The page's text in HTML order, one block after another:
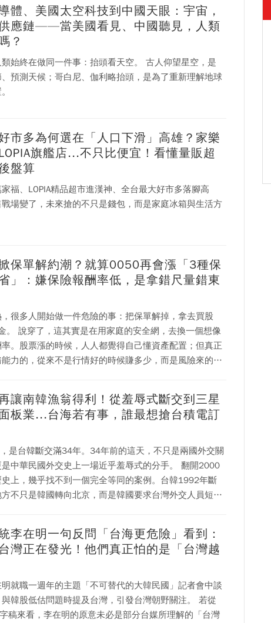
體、美國太空科技到中國天眼：宇宙，
應鏈——當美國看見、中國聽見，人類
？
在做同一件事：抬頭看天空。 古人仰望星空，是
預測天候；哥白尼、伽利略抬頭，是為了重新理解地球
市多為何選在「人口下滑」高雄？家樂
旗艦店...不只比便宜！看懂量販超
盤算
福、LOPIA精品超市進漢神、全台最大好市多落腳高
場變了，未來搶的不只是錢包，而是家庭冰箱與生活方
保單解約潮？就算0050再會漲「3種保
」：嫌保險報酬率低，是拿錯尺量錯東
很多人開始做一件危險的事：把保單解掉，拿去買股
換一個想像
。股票漲的時候，人人都覺得自己懂資產配置；但真正
力的，從來不是行情好的時候賺多少，而是風險來的時
讓南韓漁翁得利！從羞辱式斷交到三星
板業...台海若有事，誰最想搶台積電訂
是台韓斷交滿34年。34年前的這天，不只是兩國外交關
華民國外交史上一場近乎羞辱式的分手。 翻開2000
上，幾乎找不到一個完全等同的案例。台韓1992年斷
不只是韓國轉向北京，而是韓國要求台灣外交人員短時
家之間可以現實，但不
以轉向，但不能羞辱舊友。台灣從來沒有這樣對韓國。
華民國並沒有在南韓危急時袖手旁觀。
李在明一句反問「台海更危險」看到：
灣正在發光！他們真正怕的是「台灣越
就職一週年的主題「不可替代的大韓民國」記者會中談
韓股低估問題時提及台灣，引發台灣朝野關注。 若從
稿來看，李在明的原意未必是部分台媒所理解的「台灣